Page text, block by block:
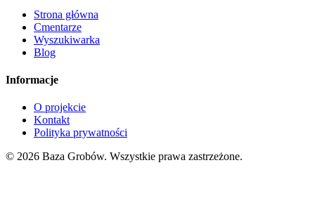
Strona główna
Cmentarze
Wyszukiwarka
Blog
Informacje
O projekcie
Kontakt
Polityka prywatności
© 2026 Baza Grobów. Wszystkie prawa zastrzeżone.